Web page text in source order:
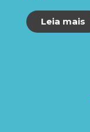
Leia mais